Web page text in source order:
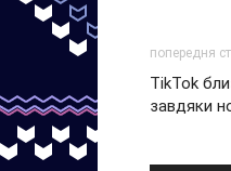
попередня
TikTok
завдяки